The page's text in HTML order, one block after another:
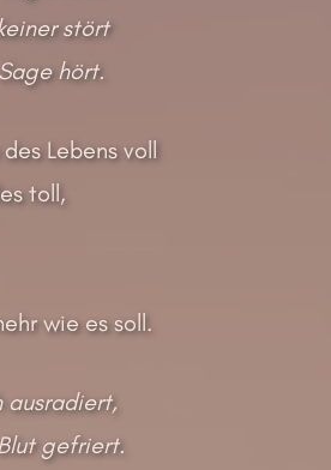
stört
hört.
Lebens voll
toll,
wie es soll.
ausradiert,
gefriert.